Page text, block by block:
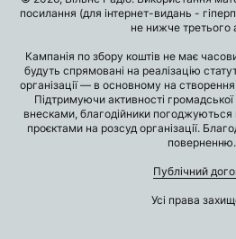
посилання (для інтернет-видань -
не нижче третього
Кампанія по збору коштів не має
будуть спрямовані на реалізацію
організації — в основному на
Підтримуючи активності громадської
внесками, благодійники погоджуються
проєктами на розсуд організації.
поверненню.
Публічний
Усі права